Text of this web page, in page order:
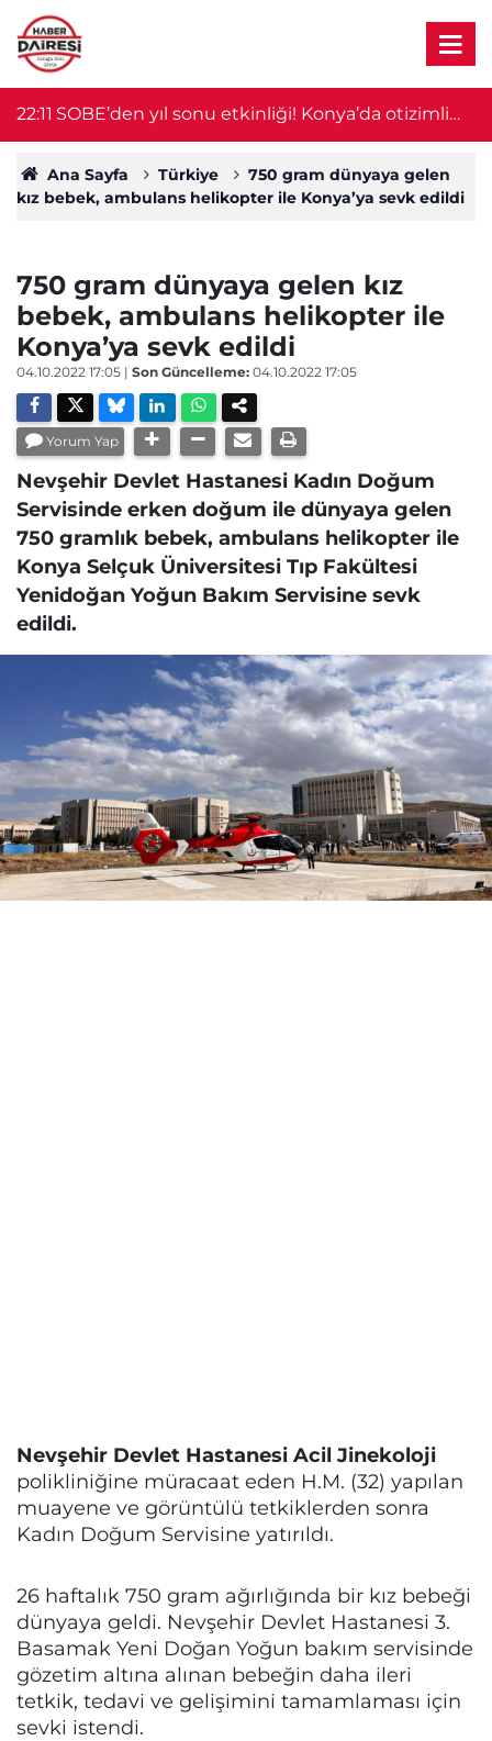
22:11 SOBE’den yıl sonu etkinliği! Konya’da otizimli
öğrenciler sahne aldı
Ana Sayfa Türkiye
750 gram dünyaya gelen
kız bebek, ambulans helikopter ile Konya’ya sevk edildi
750 gram dünyaya gelen kız
bebek, ambulans helikopter ile
Konya’ya sevk edildi
04.10.2022 17:05 | Son Güncelleme: 04.10.2022 17:05
Yorum Yap
Nevşehir Devlet Hastanesi Kadın Doğum
Servisinde erken doğum ile dünyaya gelen
750 gramlık bebek, ambulans helikopter ile
Konya Selçuk Üniversitesi Tıp Fakültesi
Yenidoğan Yoğun Bakım Servisine sevk
edildi.
Nevşehir Devlet Hastanesi Acil Jinekoloji
polikliniğine müracaat eden H.M. (32) yapılan
muayene ve görüntülü tetkiklerden sonra
Kadın Doğum Servisine yatırıldı.
26 haftalık 750 gram ağırlığında bir kız bebeği
dünyaya geldi. Nevşehir Devlet Hastanesi 3.
Basamak Yeni Doğan Yoğun bakım servisinde
gözetim altına alınan bebeğin daha ileri
tetkik, tedavi ve gelişimini tamamlaması için
sevki istendi.